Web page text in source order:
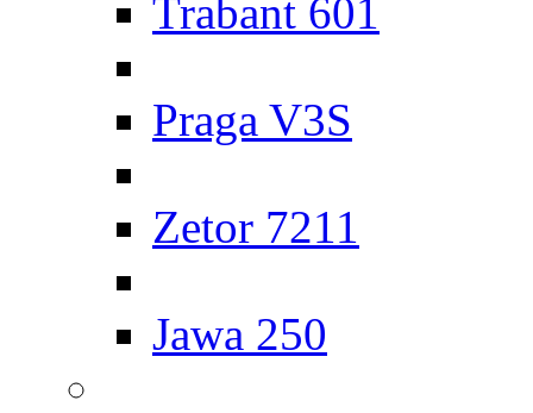
Trabant 601
Praga V3S
Zetor 7211
Jawa 250